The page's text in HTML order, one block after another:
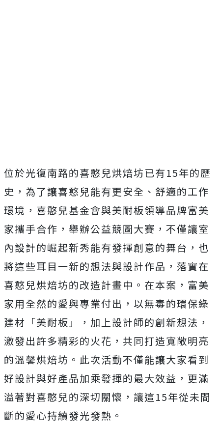
位於光復南路的喜憨兒烘焙坊已有15年的歷
史，為了讓喜憨兒能有更安全、舒適的工作
環境，喜憨兒基金會與美耐板領導品牌富美
家攜手合作，舉辦公益競圖大賽，不僅讓室
內設計的崛起新秀能有發揮創意的舞台，也
將這些耳目一新的想法與設計作品，落實在
喜憨兒烘焙坊的改造計畫中。在本案，富美
家用全然的愛與專業付出，以無毒的環保綠
建材「美耐板」，加上設計師的創新想法，
激發出許多精彩的火花，共同打造寬敞明亮
的溫馨烘焙坊。此次活動不僅能讓大家看到
好設計與好產品加乘發揮的最大效益，更滿
溢著對喜憨兒的深切關懷，讓這15年從未間
斷的愛心持續發光發熱。